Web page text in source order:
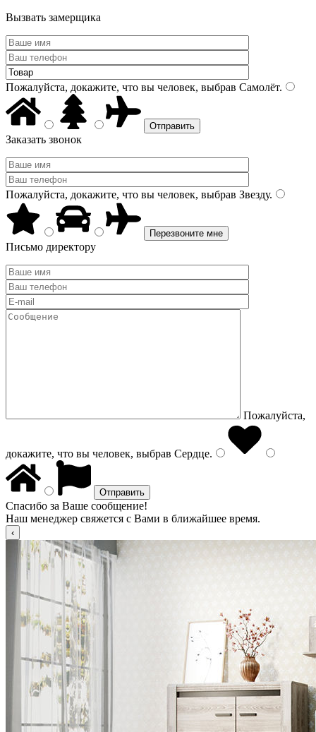
Вызвать замерщика
Пожалуйста, докажите, что вы человек, выбрав Самолёт.
Заказать звонок
Пожалуйста, докажите, что вы человек, выбрав Звезду.
Письмо директору
Пожалуйста,
докажите, что вы человек, выбрав Сердце.
Спасибо за Ваше сообщение!
Наш менеджер свяжется с Вами в ближайшее время.